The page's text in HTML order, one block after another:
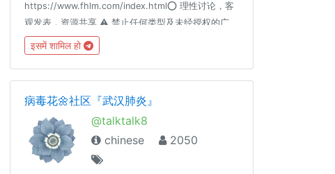
https://www.fhlm.com/index.html⭕️ 理性讨论，客
观发表，资源共享 ⚠️ 禁止任何类型及未经授权的广
告、不良内容、任何恶意行为、调戏群内 BOT 指令
♻️ 凤凰联盟帮您把手上每位客户资源变现，鼠年赚大
钱，详情请洽联盟人员 同场推荐：👍👍👍群组引导：
https://t.me/FHLMLIFE
इसमें शामिल हो
病毒花🌼社区『武汉肺炎』
@talktalk8
chinese
2050